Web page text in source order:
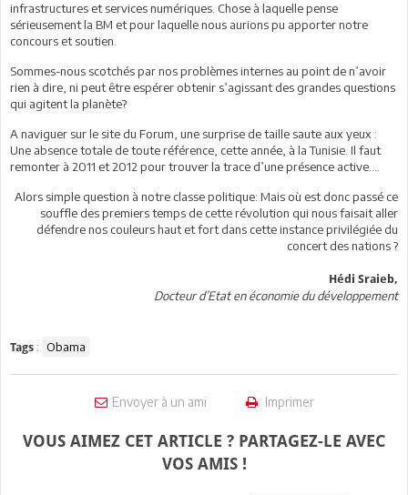
infrastructures et services numériques. Chose à laquelle pense
sérieusement la BM et pour laquelle nous aurions pu apporter notre
concours et soutien.
Sommes-nous scotchés par nos problèmes internes au point de n’avoir
rien à dire, ni peut être espérer obtenir s’agissant des grandes questions
qui agitent la planète?
A naviguer sur le site du Forum, une surprise de taille saute aux yeux :
Une absence totale de toute référence, cette année, à la Tunisie. Il faut
remonter à 2011 et 2012 pour trouver la trace d’une présence active….
Alors simple question à notre classe politique: Mais où est donc passé ce
souffle des premiers temps de cette révolution qui nous faisait aller
défendre nos couleurs haut et fort dans cette instance privilégiée du
concert des nations ?
Hédi Sraieb,
Docteur d’Etat en économie du développement
Tags : Obama
Envoyer à un ami Imprimer
VOUS AIMEZ CET ARTICLE ? PARTAGEZ-LE AVEC
VOS AMIS !